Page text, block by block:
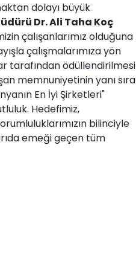
dolayı büyük
Dr. Ali Taha Koç
çalışanlarımız olduğuna
çalışmalarımıza yön
tarafından ödüllendirilmesi
memnuniyetinin yanı sıra
En İyi Şirketleri"
Hedefimiz,
bilinciyle
emeği geçen tüm